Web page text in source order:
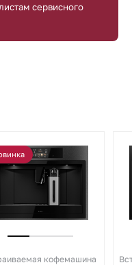
сервисного
кофемашина